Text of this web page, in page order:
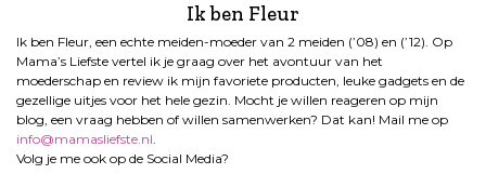
Ik ben Fleur
Ik ben Fleur, een echte meiden-moeder van 2 meiden (’08) en (’12). Op
Mama’s Liefste vertel ik je graag over het avontuur van het
moederschap en review ik mijn favoriete producten, leuke gadgets en de
gezellige uitjes voor het hele gezin. Mocht je willen reageren op mijn
blog, een vraag hebben of willen samenwerken? Dat kan! Mail me op
info@mamasliefste.nl.
Volg je me ook op de Social Media?